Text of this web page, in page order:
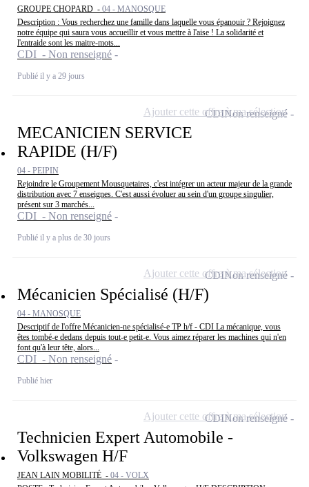
GROUPE CHOPARD - 04 - MANOSQUE
Description : Vous recherchez une famille dans laquelle vous épanouir ? Rejoignez
notre équipe qui saura vous accueillir et vous mettre à l'aise ! La solidarité et
l'entraide sont les maitre-mots...
CDI - Non renseigné
Publié il y a 29 jours
MECANICIEN SERVICE
RAPIDE (H/F)
04 - PEIPIN
Rejoindre le Groupement Mousquetaires, c'est intégrer un acteur majeur de la grande
distribution avec 7 enseignes. C'est aussi évoluer au sein d'un groupe singulier,
présent sur 3 marchés...
CDI - Non renseigné
Publié il y a plus de 30 jours
CDINon renseigné
Ajouter cette offre à ma sélection
Mécanicien Spécialisé (H/F)
04 - MANOSQUE
Descriptif de l'offre Mécanicien-ne spécialisé-e TP h/f - CDI La mécanique, vous
êtes tombé-e dedans depuis tout-e petit-e. Vous aimez réparer les machines qui n'en
font qu'à leur tête, alors...
CDI - Non renseigné
Publié hier
CDINon renseigné
Ajouter cette offre à ma sélection
Technicien Expert Automobile -
Volkswagen H/F
JEAN LAIN MOBILITÉ - 04 - VOLX
CDINon renseigné
Ajouter cette offre à ma sélection